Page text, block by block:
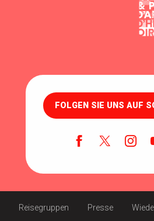
FOLGEN SIE UNS AUF
Reisegruppen Presse